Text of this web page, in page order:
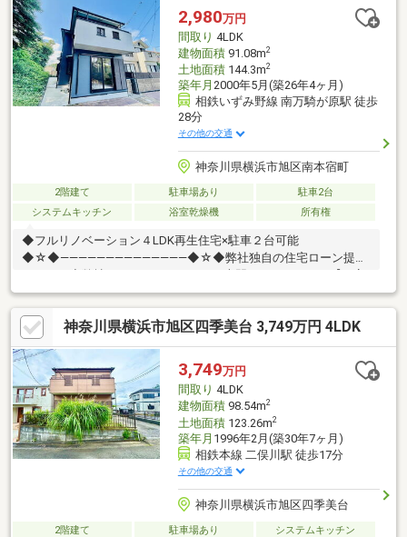
る【住宅ローン返済】６５歳以上から必要になる【老後の費用負
担】住宅探しの【このタイミング】で不安な部分を明確にしてい
きませんか？？◆――――――――――――――◆
2,980万円
間取り 4LDK
建物面積91.08m2
土地面積144.3m2
築年月 2000年5月(築26年4ヶ月)
相鉄いずみ野線 南万騎が原駅 徒歩
28分
その他の交通
神奈川県横浜市旭区南本宿町
2階建て 駐車場あり
駐車2台
システムキッチン
浴室乾燥機 所有権
◆フルリノベーション４LDK再生住宅×駐車２台可能
◆☆◆――――――――――――――◆☆◆弊社独自の住宅ローン提案
な資金アドバイス】【ファイナンシャルプラン提案書の作成】を
随時行っております。意外に知らないお客様が多い【定年時の住
宅ローン残高】【住宅購入者だけが加入できる無料の生命保険】
【１３年間もらえる、国からの特別ボーナス】これから多くなる
【教育費】住宅を買った後から始まる【住宅ローン返済】６５歳
以上から必要になる【老後の費用負担】住宅探しの【このタイミ
ング】で不安な部分を明確にしていきませんか？？
神奈川県横浜市旭区四季美台 3,749万円 4LDK
3,749万円
間取り 4LDK
建物面積98.54m2
土地面積123.26m2
築年月 1996年2月(築30年7ヶ月)
相鉄本線 二俣川駅 徒歩17分
その他の交通
神奈川県横浜市旭区四季美台
2階建て 駐車場あり システムキッチン